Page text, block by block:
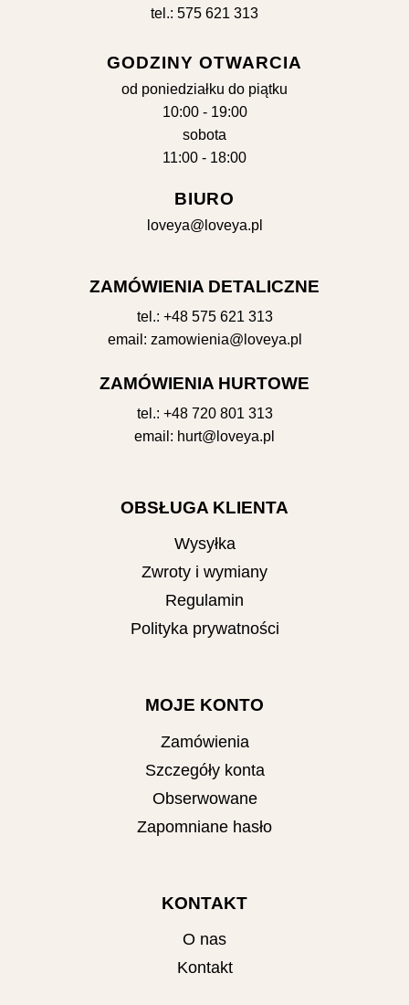
tel.: 575 621 313
GODZINY OTWARCIA
od poniedziałku do piątku
10:00 - 19:00
sobota
11:00 - 18:00
BIURO
loveya@loveya.pl
ZAMÓWIENIA DETALICZNE
tel.: +48 575 621 313
email: zamowienia@loveya.pl
ZAMÓWIENIA HURTOWE
tel.: +48 720 801 313
email: hurt@loveya.pl
OBSŁUGA KLIENTA
Wysyłka
Zwroty i wymiany
Regulamin
Polityka prywatności
MOJE KONTO
Zamówienia
Szczegóły konta
Obserwowane
Zapomniane hasło
KONTAKT
O nas
Kontakt